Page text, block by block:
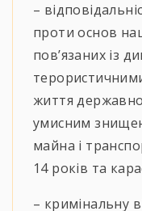
–
проти основ
пов’язаних із
життя
умисним
майна і
14 років та
– кримінальну